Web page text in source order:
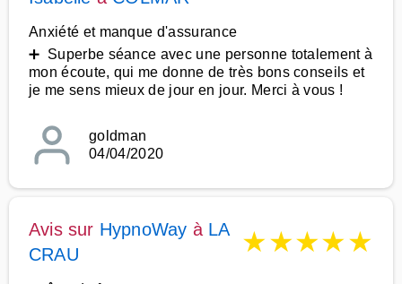
Anxiété et manque d'assurance
➕ Superbe séance avec une personne totalement à
mon écoute, qui me donne de très bons conseils et
je me sens mieux de jour en jour. Merci à vous !
goldman
04/04/2020
Avis sur HypnoWay à LA
CRAU
★★★★★